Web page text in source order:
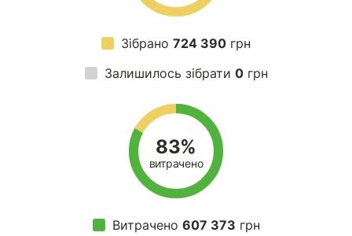
Зібрано 724 390 грн
Залишилось зібрати 0грн
83%
витрачено
Витрачено 607 373 грн